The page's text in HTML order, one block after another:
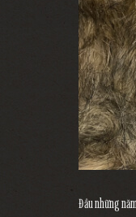
Đầu những